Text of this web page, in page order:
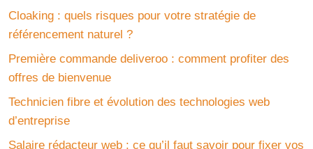
Cloaking : quels risques pour votre stratégie de
référencement naturel ?
Première commande deliveroo : comment profiter des
offres de bienvenue
Technicien fibre et évolution des technologies web
d’entreprise
Salaire rédacteur web : ce qu’il faut savoir pour fixer vos